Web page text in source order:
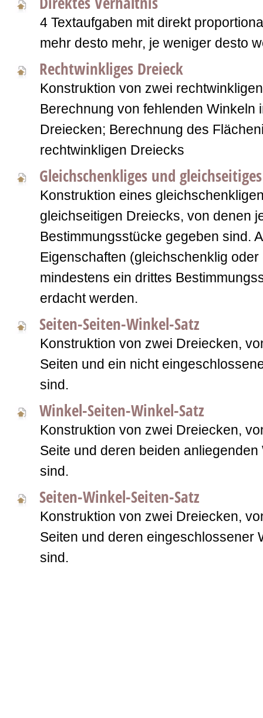
4 Textaufgaben mit direkt
mehr desto mehr, je weniger desto
Rechtwinkliges Dreieck
Konstruktion von zwei
Berechnung von fehlenden Winkeln
Dreiecken; Berechnung des
rechtwinkligen Dreiecks
Gleichschenkliges und
Konstruktion eines
gleichseitigen Dreiecks, von denen
Bestimmungsstücke gegeben sind.
Eigenschaften (gleichschenklig
mindestens ein drittes
erdacht werden.
Seiten-Seiten-Winkel-Satz
Konstruktion von zwei Dreiecken,
Seiten und ein nicht
sind.
Winkel-Seiten-Winkel-Satz
Konstruktion von zwei Dreiecken,
Seite und deren beiden
sind.
Seiten-Winkel-Seiten-Satz
Konstruktion von zwei Dreiecken,
Seiten und deren eingeschlossener
sind.